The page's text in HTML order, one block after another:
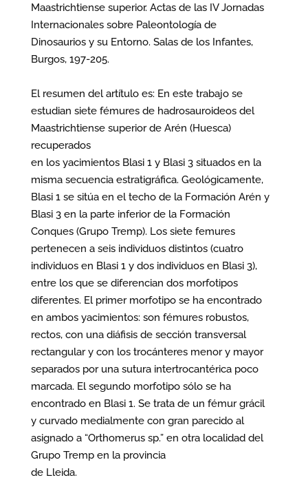
Maastrichtiense superior. Actas de las IV Jornadas
Internacionales sobre Paleontología de
Dinosaurios y su Entorno. Salas de los Infantes,
Burgos, 197-205.
El resumen del artítulo es: En este trabajo se
estudian siete fémures de hadrosauroideos del
Maastrichtiense superior de Arén (Huesca)
recuperados
en los yacimientos Blasi 1 y Blasi 3 situados en la
misma secuencia estratigráfica. Geológicamente,
Blasi 1 se sitúa en el techo de la Formación Arén y
Blasi 3 en la parte inferior de la Formación
Conques (Grupo Tremp). Los siete femures
pertenecen a seis individuos distintos (cuatro
individuos en Blasi 1 y dos individuos en Blasi 3),
entre los que se diferencian dos morfotipos
diferentes. El primer morfotipo se ha encontrado
en ambos yacimientos: son fémures robustos,
rectos, con una diáfisis de sección transversal
rectangular y con los trocánteres menor y mayor
separados por una sutura intertrocantérica poco
marcada. El segundo morfotipo sólo se ha
encontrado en Blasi 1. Se trata de un fémur grácil
y curvado medialmente con gran parecido al
asignado a “Orthomerus sp.” en otra localidad del
Grupo Tremp en la provincia
de Lleida.